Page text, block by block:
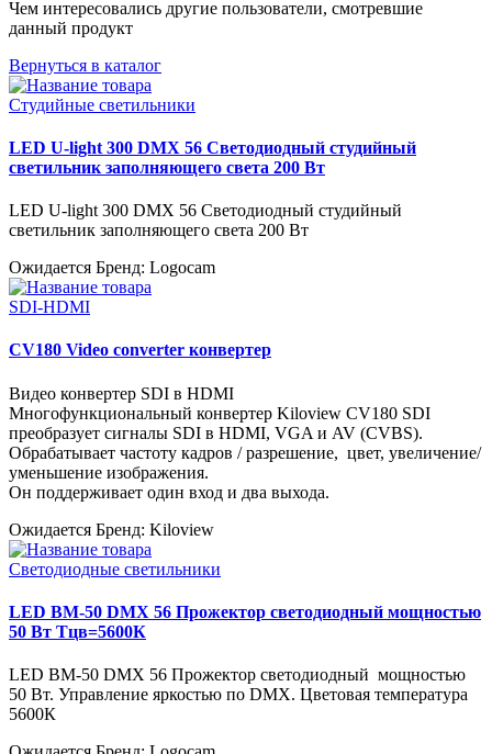
Чем интересовались другие пользователи, смотревшие
данный продукт
Вернуться в каталог
Студийные светильники
LED U-light 300 DMX 56 Светодиодный студийный
светильник заполняющего света 200 Вт
LED U-light 300 DMX 56 Светодиодный студийный
светильник заполняющего света 200 Вт
Ожидается Бренд: Logocam
SDI-HDMI
CV180 Video converter конвертер
Видео конвертер SDI в HDMI
Многофункциональный конвертер Kiloview CV180 SDI
преобразует сигналы SDI в HDMI, VGA и AV (CVBS).
Обрабатывает частоту кадров / разрешение, цвет, увеличение/
уменьшение изображения.
Он поддерживает один вход и два выхода.
Ожидается Бренд: Kiloview
Светодиодные светильники
LED BM-50 DMX 56 Прожектор светодиодный мощностью
50 Вт Тцв=5600К
LED BM-50 DMX 56 Прожектор светодиодный мощностью
50 Вт. Управление яркостью по DMX. Цветовая температура
5600К